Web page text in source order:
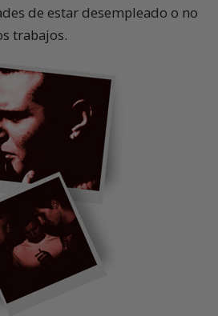
de estar desempleado o no
trabajos.